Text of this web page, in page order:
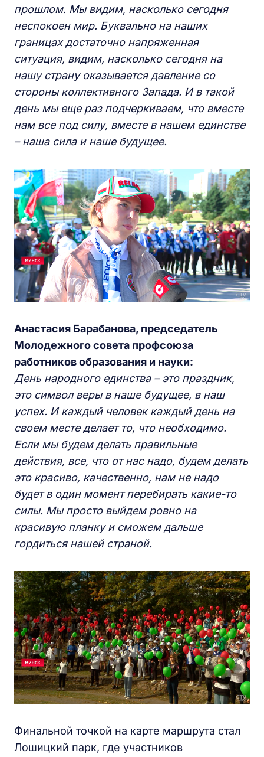
прошлом. Мы видим, насколько сегодня
неспокоен мир. Буквально на наших
границах достаточно напряженная
ситуация, видим, насколько сегодня на
нашу страну оказывается давление со
стороны коллективного Запада. И в такой
день мы еще раз подчеркиваем, что вместе
нам все под силу, вместе в нашем единстве
– наша сила и наше будущее.
Анастасия Барабанова, председатель
Молодежного совета профсоюза
работников образования и науки:
День народного единства – это праздник,
это символ веры в наше будущее, в наш
успех. И каждый человек каждый день на
своем месте делает то, что необходимо.
Если мы будем делать правильные
действия, все, что от нас надо, будем делать
это красиво, качественно, нам не надо
будет в один момент перебирать какие-то
силы. Мы просто выйдем ровно на
красивую планку и сможем дальше
гордиться нашей страной.
Финальной точкой на карте маршрута стал
Лошицкий парк, где участников